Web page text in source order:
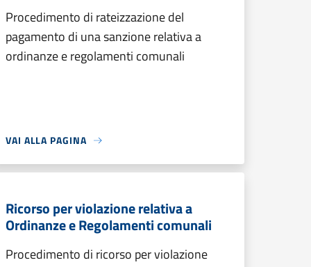
Procedimento di rateizzazione del
pagamento di una sanzione relativa a
ordinanze e regolamenti comunali
VAI ALLA PAGINA
Ricorso per violazione relativa a
Ordinanze e Regolamenti comunali
Procedimento di ricorso per violazione